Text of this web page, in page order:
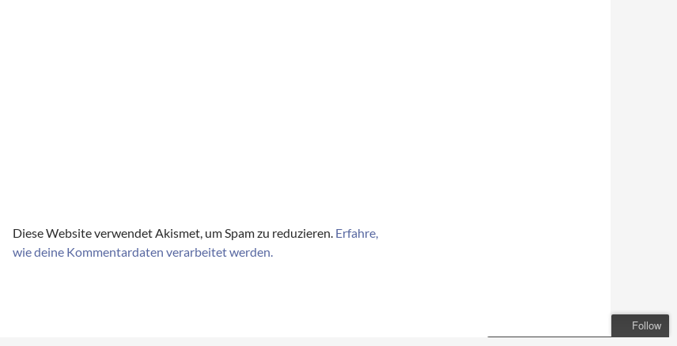
Diese Website verwendet Akismet, um Spam zu reduzieren. Erfahre,
wie deine Kommentardaten verarbeitet werden.
Follow